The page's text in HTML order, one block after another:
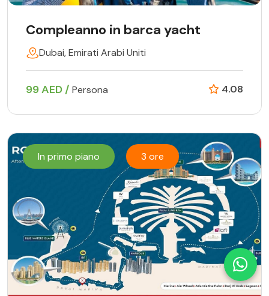
Compleanno in barca yacht
Dubai, Emirati Arabi Uniti
99 AED / Persona 4.08
In primo piano 3 ore